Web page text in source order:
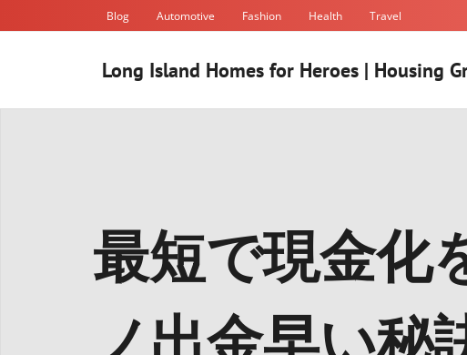
Blog Automotive Fashion Health Travel
Long Island Homes for Heroes | Housing
最短で現金化
ノ出金早い秘